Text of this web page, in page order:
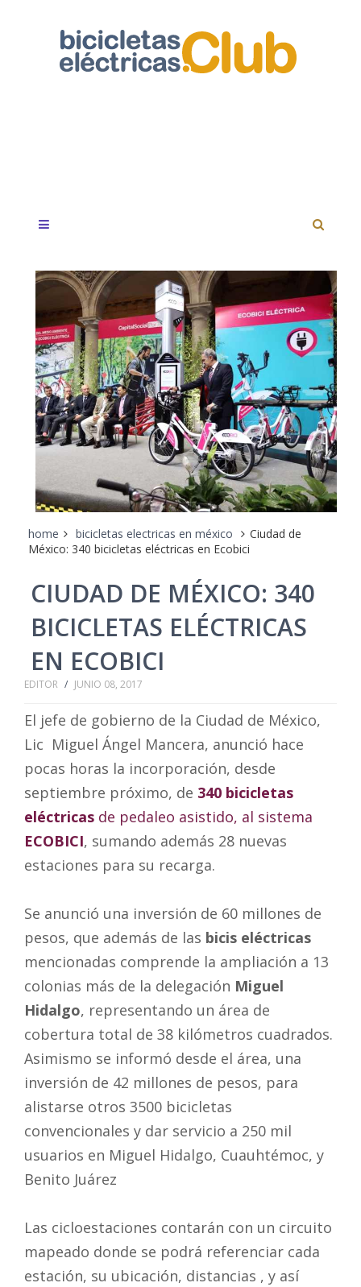
home bicicletas electricas en méxico
Ciudad de
México: 340 bicicletas eléctricas en Ecobici
CIUDAD DE MÉXICO: 340
BICICLETAS ELÉCTRICAS
EN ECOBICI
EDITOR / JUNIO 08, 2017
El jefe de gobierno de la Ciudad de México,
Lic Miguel Ángel Mancera, anunció hace
pocas horas la incorporación, desde
septiembre próximo, de 340 bicicletas
eléctricas de pedaleo asistido, al sistema
ECOBICI, sumando además 28 nuevas
estaciones para su recarga.
Se anunció una inversión de 60 millones de
pesos, que además de las bicis eléctricas
mencionadas comprende la ampliación a 13
colonias más de la delegación Miguel
Hidalgo, representando un área de
cobertura total de 38 kilómetros cuadrados.
Asimismo se informó desde el área, una
inversión de 42 millones de pesos, para
alistarse otros 3500 bicicletas
convencionales y dar servicio a 250 mil
usuarios en Miguel Hidalgo, Cuauhtémoc, y
Benito Juárez
Las cicloestaciones contarán con un circuito
mapeado donde se podrá referenciar cada
estación, su ubicación, distancias , y así